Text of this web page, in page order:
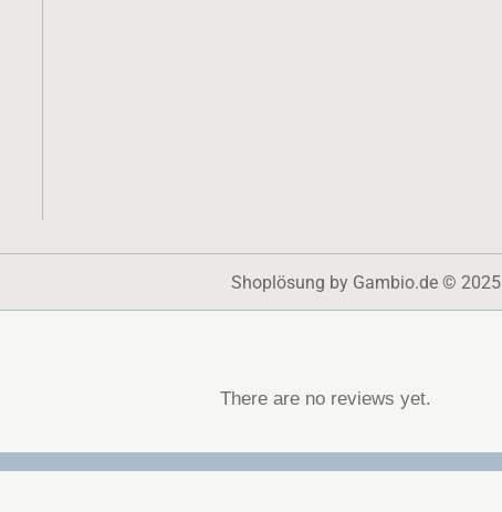
Shoplösung by Gambio.de © 2025
There are no reviews yet.